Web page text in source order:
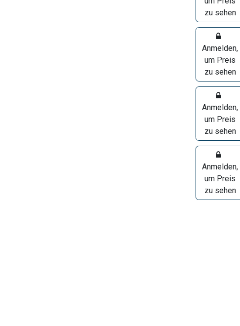
zu sehen
Anmelden,
um Preis
zu sehen
Anmelden,
um Preis
zu sehen
Anmelden,
um Preis
zu sehen